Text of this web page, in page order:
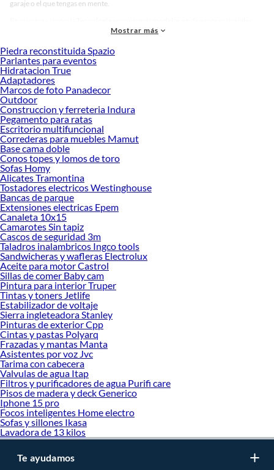
garaje o el que tengas en mente.
medidas, colores y demás características específicas de tu preferencia. Recuerda
proyectos en las mejores marcas de calidad y con garantía.
Precios de Tecnología en Sodimac Perú
Si buscar ahorrar, estás en la tienda correcta porque en Sodimac tenemos
nuestra política de precios bajos garantizados en Tecnología, así que no dudes
más y compra online este producto con sus complementos para que termines tu
proyecto al 100% a un costo económico. Además, elige entre las opciones de
delivery o recojo en tienda.
Las mejores marcas de Tecnología
Sabemos que la calidad, confianza y seguridad son factores importantes al
momento de decidir qué modelo comprar, por ello contamos con una amplia
oferta de marcas prestigiosas y reconocidas en Tecnología. De esta manera,
inviertes en durabilidad, rendimiento, excelencia y satisfacción garantizada.
Mostrar más
Piedra reconstituida Spazio
Parlantes para eventos
Hidratacion True
Adaptadores
Marcos de foto Panadecor
Outdoor
Construccion y ferreteria Indura
Pegamento para ratas
Escritorio multifuncional
Correderas para muebles Mamut
Base cama doble
Conos topes y lomos de toro
Sofas Homy
Alicates Tramontina
Tostadores electricos Westinghouse
Bancas de parque
Extensiones electricas Epem
Canaleta 10x15
Camarotes Sin tapiz
Cascos de seguridad 3m
Taladros inalambricos Ingco tools
Sandwicheras y wafleras Electrolux
Aceite para motor Castrol
Sillas de comer Baby cam
Pintura para interior Truper
Tintas y toners Jetlife
Estabilizador de voltaje
Sierra ingleteadora Stanley
Pinturas de exterior Cpp
Cintas y pastas Polyarq
Frazadas y mantas Manta
Asistentes por voz Jvc
Tarima con cabecera
Valvulas de agua Itap
Filtros y purificadores de agua Purifi care
Pisos de madera y deck Generico
Iphone 15 pro
Focos inteligentes Home electro
Sofas y sillones Ikasa
Lavadora de 13 kilos
Te ayudamos